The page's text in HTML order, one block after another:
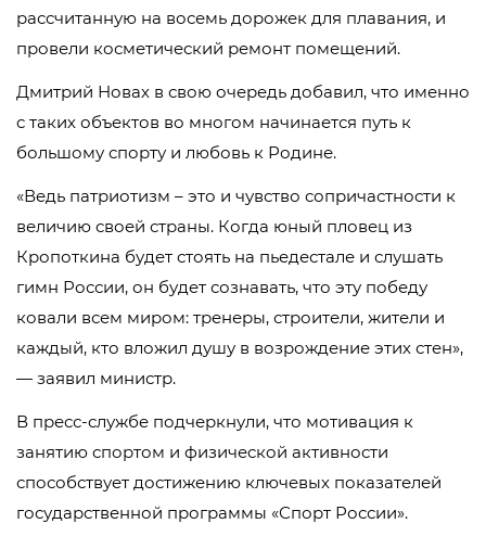
рассчитанную на восемь дорожек для плавания, и
провели косметический ремонт помещений.
Дмитрий Новах в свою очередь добавил, что именно
с таких объектов во многом начинается путь к
большому спорту и любовь к Родине.
«Ведь патриотизм – это и чувство сопричастности к
величию своей страны. Когда юный пловец из
Кропоткина будет стоять на пьедестале и слушать
гимн России, он будет сознавать, что эту победу
ковали всем миром: тренеры, строители, жители и
каждый, кто вложил душу в возрождение этих стен»,
— заявил министр.
В пресс-службе подчеркнули, что мотивация к
занятию спортом и физической активности
способствует достижению ключевых показателей
государственной программы «Спорт России».